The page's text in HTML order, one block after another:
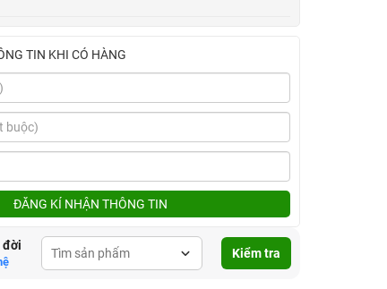
TIN KHI CÓ HÀNG
ĐĂNG KÍ NHẬN THÔNG TIN
đời
Kiểm tra